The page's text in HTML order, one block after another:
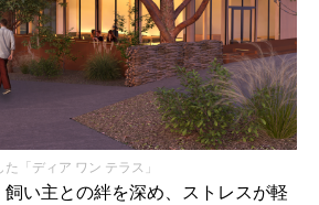
「ディア ワン テラス」
い主との絆を深め、ストレスが軽